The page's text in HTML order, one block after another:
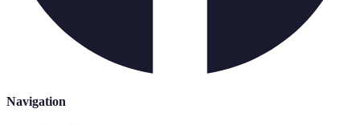
Navigation